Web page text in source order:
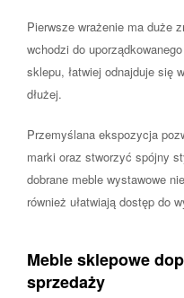
Pierwsze wrażenie ma duże
wchodzi do
sklepu, łatwiej odnajduje się
dłużej.
Przemyślana ekspozycja
marki oraz stworzyć spójny
dobrane meble wystawowe
również ułatwiają dostęp do
Meble sklepowe
sprzedaży